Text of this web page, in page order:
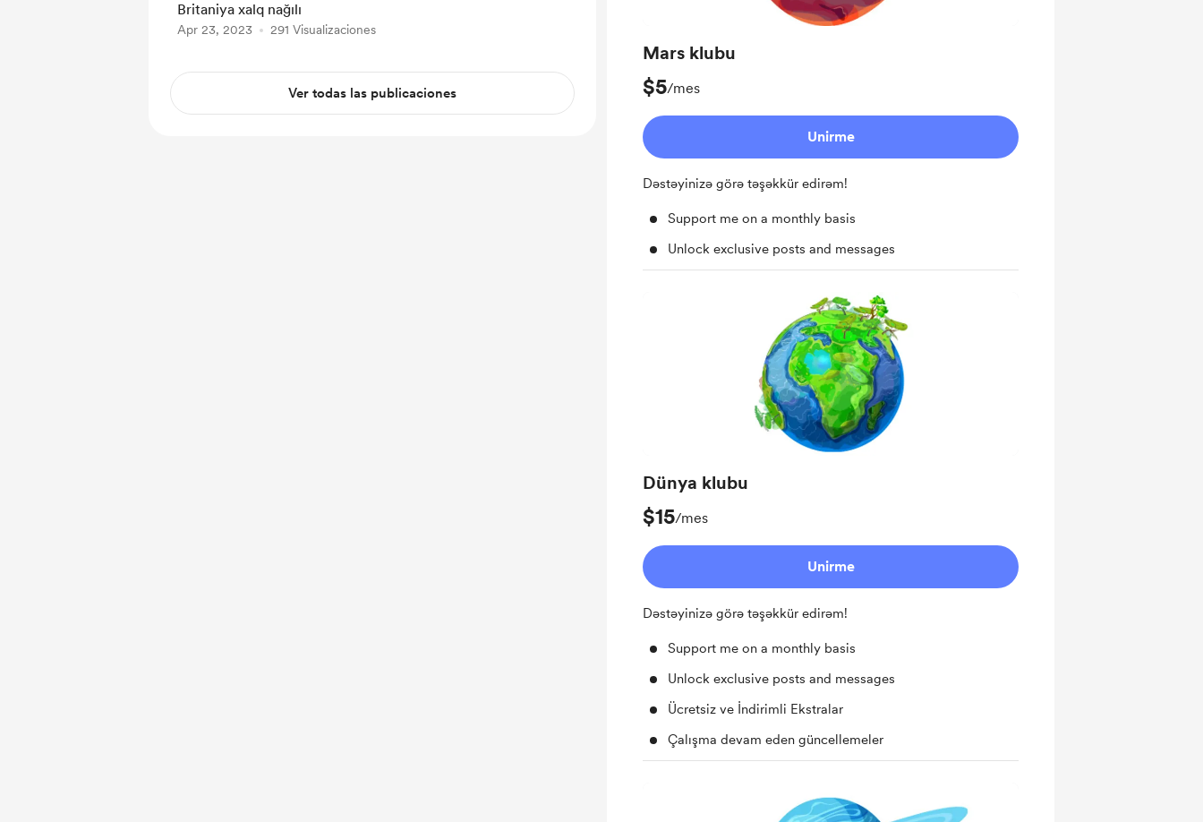
Mars klubu
$5/mes
Unirme
Dəstəyinizə görə təşəkkür edirəm!
Support me on a monthly basis
Unlock exclusive posts and messages
Dünya klubu
$15/mes
Unirme
Dəstəyinizə görə təşəkkür edirəm!
Support me on a monthly basis
Unlock exclusive posts and messages
Ücretsiz ve İndirimli Ekstralar
Çalışma devam eden güncellemeler
Britaniya xalq nağılı
Apr 23, 2023 291 Visualizaciones
Ver todas las publicaciones